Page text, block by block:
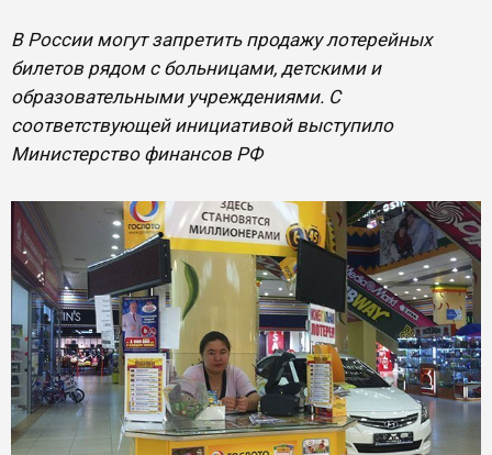
В России могут запретить продажу лотерейных
билетов рядом с больницами, детскими и
образовательными учреждениями. С
соответствующей инициативой выступило
Министерство финансов РФ